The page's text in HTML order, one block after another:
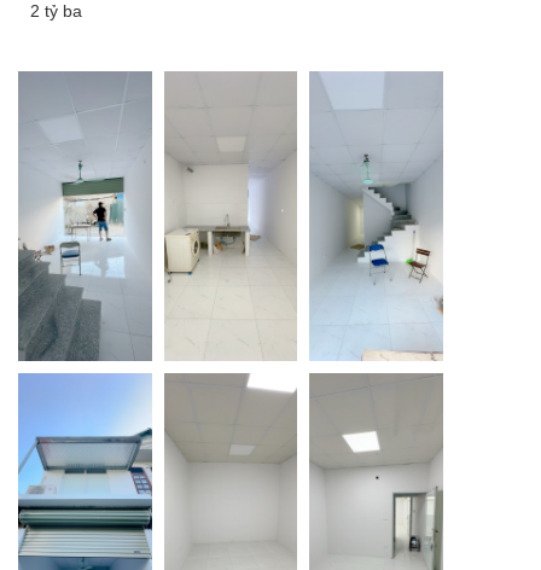
2 tỷ ba